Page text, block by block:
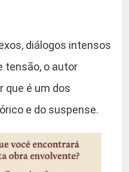
diálogos intensos
tensão, o autor
que é um dos
e do suspense.